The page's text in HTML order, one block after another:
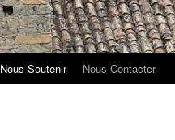
Nous Soutenir Nous Contacter